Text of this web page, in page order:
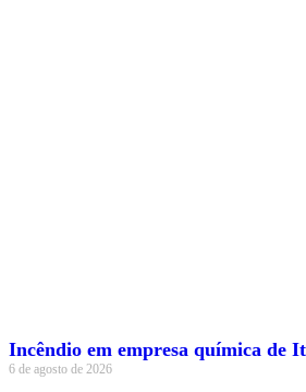
Incêndio em empresa química de
6 de agosto de 2026